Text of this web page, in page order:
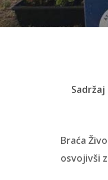
Sadržaj
Braća
osvojivši